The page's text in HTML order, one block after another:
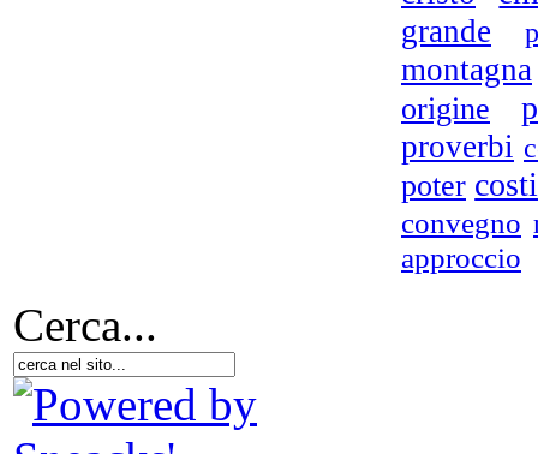
grande
montagna
origine
proverbi
poter
convegno
approccio
Cerca...